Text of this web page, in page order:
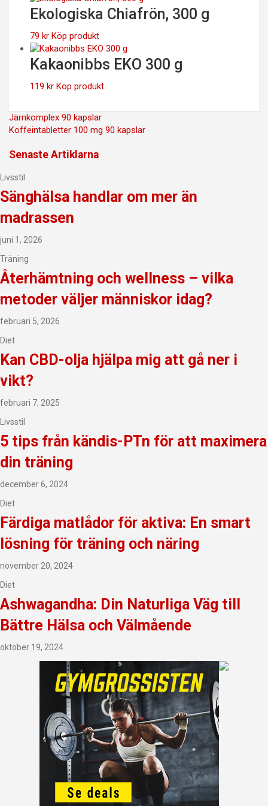
Ekologiska Chiafrön, 300 g
79 kr Köp produkt
Kakaonibbs EKO 300 g
119 kr Köp produkt
Inläggsnavigering
Järnkomplex 90 kapslar
Koffeintabletter 100 mg 90 kapslar
Senaste Artiklarna
Livsstil
Sänghälsa handlar om mer än
madrassen
juni 1, 2026
Träning
Återhämtning och wellness – vilka
metoder väljer människor idag?
februari 5, 2026
Diet
Kan CBD-olja hjälpa mig att gå ner i
vikt?
februari 7, 2025
Livsstil
5 tips från kändis-PTn för att maximera
din träning
december 6, 2024
Diet
Färdiga matlådor för aktiva: En smart
lösning för träning och näring
november 20, 2024
Diet
Ashwagandha: Din Naturliga Väg till
Bättre Hälsa och Välmående
oktober 19, 2024